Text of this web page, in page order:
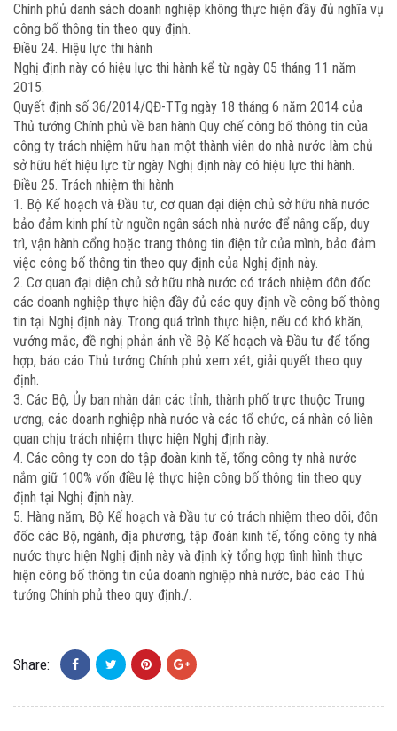
Chính phủ danh sách doanh nghiệp không thực hiện đầy đủ nghĩa vụ
công bố thông tin theo quy định.
Điều 24. Hiệu lực thi hành
Nghị định này có hiệu lực thi hành kể từ ngày 05 tháng 11 năm
2015.
Quyết định số 36/2014/QĐ-TTg ngày 18 tháng 6 năm 2014 của
Thủ tướng Chính phủ về ban hành Quy chế công bố thông tin của
công ty trách nhiệm hữu hạn một thành viên do nhà nước làm chủ
sở hữu hết hiệu lực từ ngày Nghị định này có hiệu lực thi hành.
Điều 25. Trách nhiệm thi hành
1. Bộ Kế hoạch và Đầu tư, cơ quan đại diện chủ sở hữu nhà nước
bảo đảm kinh phí từ nguồn ngân sách nhà nước để nâng cấp, duy
trì, vận hành cổng hoặc trang thông tin điện tử của mình, bảo đảm
việc công bố thông tin theo quy định của Nghị định này.
2. Cơ quan đại diện chủ sở hữu nhà nước có trách nhiệm đôn đốc
các doanh nghiệp thực hiện đầy đủ các quy định về công bố thông
tin tại Nghị định này. Trong quá trình thực hiện, nếu có khó khăn,
vướng mắc, đề nghị phản ánh về Bộ Kế hoạch và Đầu tư để tổng
hợp, báo cáo Thủ tướng Chính phủ xem xét, giải quyết theo quy
định.
3. Các Bộ, Ủy ban nhân dân các tỉnh, thành phố trực thuộc Trung
ương, các doanh nghiệp nhà nước và các tổ chức, cá nhân có liên
quan chịu trách nhiệm thực hiện Nghị định này.
4. Các công ty con do tập đoàn kinh tế, tổng công ty nhà nước
nắm giữ 100% vốn điều lệ thực hiện công bố thông tin theo quy
định tại Nghị định này.
5. Hàng năm, Bộ Kế hoạch và Đầu tư có trách nhiệm theo dõi, đôn
đốc các Bộ, ngành, địa phương, tập đoàn kinh tế, tổng công ty nhà
nước thực hiện Nghị định này và định kỳ tổng hợp tình hình thực
hiện công bố thông tin của doanh nghiệp nhà nước, báo cáo Thủ
tướng Chính phủ theo quy định./.
Share: